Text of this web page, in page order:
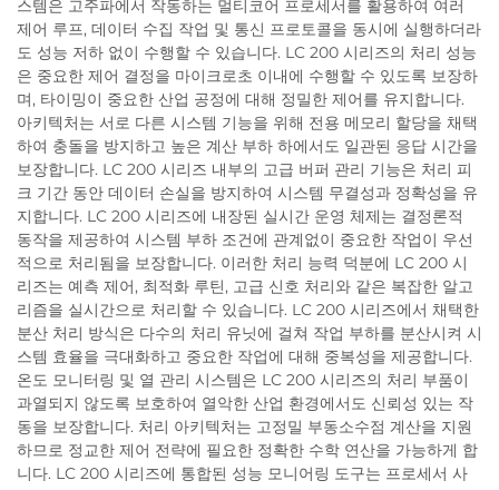
스템은 고주파에서 작동하는 멀티코어 프로세서를 활용하여 여러
제어 루프, 데이터 수집 작업 및 통신 프로토콜을 동시에 실행하더라
도 성능 저하 없이 수행할 수 있습니다. LC 200 시리즈의 처리 성능
은 중요한 제어 결정을 마이크로초 이내에 수행할 수 있도록 보장하
며, 타이밍이 중요한 산업 공정에 대해 정밀한 제어를 유지합니다.
아키텍처는 서로 다른 시스템 기능을 위해 전용 메모리 할당을 채택
하여 충돌을 방지하고 높은 계산 부하 하에서도 일관된 응답 시간을
보장합니다. LC 200 시리즈 내부의 고급 버퍼 관리 기능은 처리 피
크 기간 동안 데이터 손실을 방지하여 시스템 무결성과 정확성을 유
지합니다. LC 200 시리즈에 내장된 실시간 운영 체제는 결정론적
동작을 제공하여 시스템 부하 조건에 관계없이 중요한 작업이 우선
적으로 처리됨을 보장합니다. 이러한 처리 능력 덕분에 LC 200 시
리즈는 예측 제어, 최적화 루틴, 고급 신호 처리와 같은 복잡한 알고
리즘을 실시간으로 처리할 수 있습니다. LC 200 시리즈에서 채택한
분산 처리 방식은 다수의 처리 유닛에 걸쳐 작업 부하를 분산시켜 시
스템 효율을 극대화하고 중요한 작업에 대해 중복성을 제공합니다.
온도 모니터링 및 열 관리 시스템은 LC 200 시리즈의 처리 부품이
과열되지 않도록 보호하여 열악한 산업 환경에서도 신뢰성 있는 작
동을 보장합니다. 처리 아키텍처는 고정밀 부동소수점 계산을 지원
하므로 정교한 제어 전략에 필요한 정확한 수학 연산을 가능하게 합
니다. LC 200 시리즈에 통합된 성능 모니어링 도구는 프로세서 사